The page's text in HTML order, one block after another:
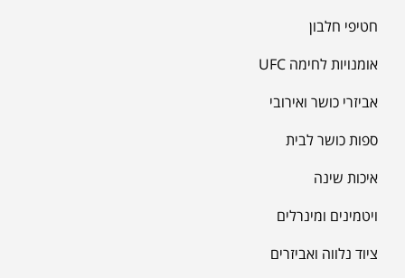
חטיפי חלבון
אומנויות לחימה UFC
אביזרי כושר ואירובי
ספות כושר לבית
איכות שינה
ויטמינים ומינרלים
ציוד נלווה ואביזרים